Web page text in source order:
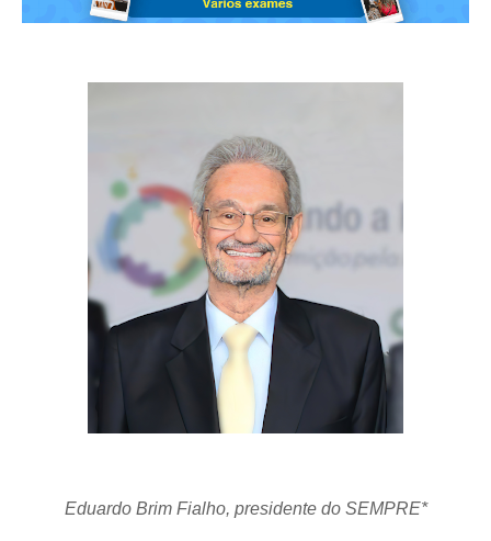
Eduardo Brim Fialho, presidente do SEMPRE*